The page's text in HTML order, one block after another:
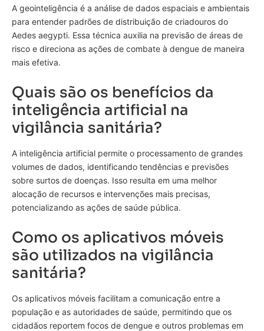
A geointeligência é a análise de dados espaciais e ambientais
para entender padrões de distribuição de criadouros do
Aedes aegypti. Essa técnica auxilia na previsão de áreas de
risco e direciona as ações de combate à dengue de maneira
mais efetiva.
Quais são os benefícios da
inteligência artificial na
vigilância sanitária?
A inteligência artificial permite o processamento de grandes
volumes de dados, identificando tendências e previsões
sobre surtos de doenças. Isso resulta em uma melhor
alocação de recursos e intervenções mais precisas,
potencializando as ações de saúde pública.
Como os aplicativos móveis
são utilizados na vigilância
sanitária?
Os aplicativos móveis facilitam a comunicação entre a
população e as autoridades de saúde, permitindo que os
cidadãos reportem focos de dengue e outros problemas em